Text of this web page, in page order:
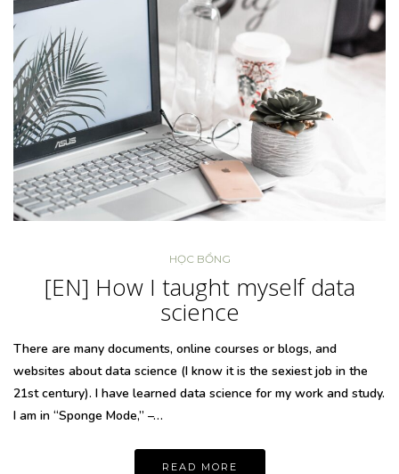
HỌC BỔNG
[EN] How I taught myself data
science
There are many documents, online courses or blogs, and
websites about data science (I know it is the sexiest job in the
21st century). I have learned data science for my work and study.
I am in “Sponge Mode,” –…
READ MORE